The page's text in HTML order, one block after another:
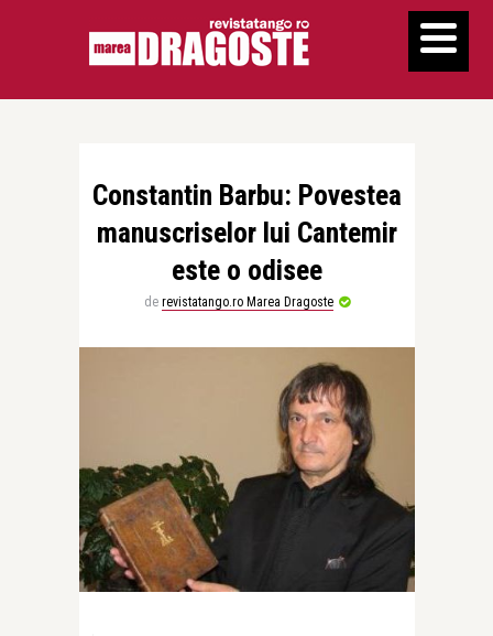
Constantin Barbu: Povestea
manuscriselor lui Cantemir
este o odisee
de revistatango.ro Marea Dragoste